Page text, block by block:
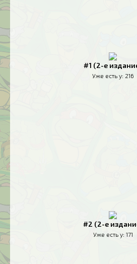
#1 (2-е
Уже есть у: 216
#2 (2-е
Уже есть у: 171